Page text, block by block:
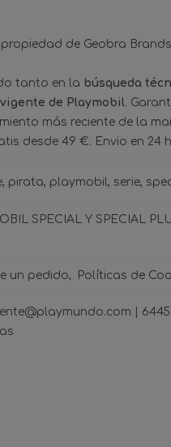
de Geobra
tanto en la búsqueda
de Playmobil.
más reciente de la
desde 49 €. Envio en 24
pirata playmobil serie
SPECIAL Y SPECIAL
un pedido Políticas de
|